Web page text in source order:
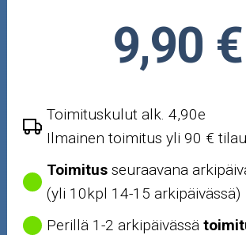
Outlet-tuotteet9,90 €
Toimituskulut alk. 4,90e
Ilmainen toimitus yli 90 €
Toimitus seuraavana
(yli 10kpl 14-15 arkipäivässä)
Perillä 1-2 arkipäivässä